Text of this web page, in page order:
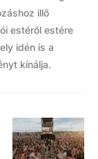
illő
estéről estére
idén is a
kínálja.